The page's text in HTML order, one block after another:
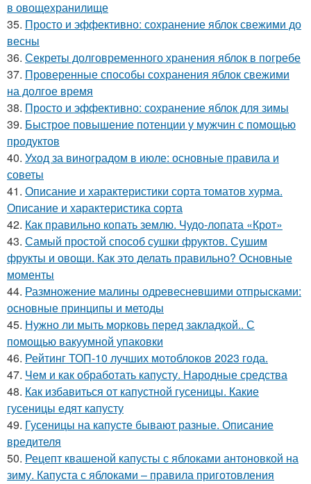
в овощехранилище
35. Просто и эффективно: сохранение яблок свежими до
весны
36. Секреты долговременного хранения яблок в погребе
37. Проверенные способы сохранения яблок свежими
на долгое время
38. Просто и эффективно: сохранение яблок для зимы
39. Быстрое повышение потенции у мужчин с помощью
продуктов
40. Уход за виноградом в июле: основные правила и
советы
41. Описание и характеристики сорта томатов хурма.
Описание и характеристика сорта
42. Как правильно копать землю. Чудо-лопата «Крот»
43. Самый простой способ сушки фруктов. Сушим
фрукты и овощи. Как это делать правильно? Основные
моменты
44. Размножение малины одревесневшими отпрысками:
основные принципы и методы
45. Нужно ли мыть морковь перед закладкой.. С
помощью вакуумной упаковки
46. Рейтинг ТОП-10 лучших мотоблоков 2023 года.
47. Чем и как обработать капусту. Народные средства
48. Как избавиться от капустной гусеницы. Какие
гусеницы едят капусту
49. Гусеницы на капусте бывают разные. Описание
вредителя
50. Рецепт квашеной капусты с яблоками антоновкой на
зиму. Капуста с яблоками – правила приготовления